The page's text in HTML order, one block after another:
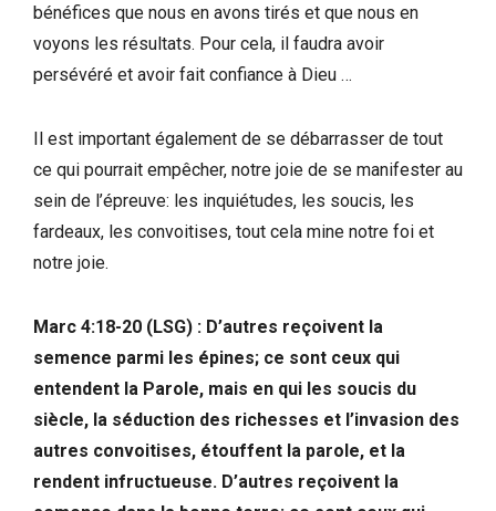
bénéfices que nous en avons tirés et que nous en
voyons les résultats. Pour cela, il faudra avoir
persévéré et avoir fait confiance à Dieu …
Il est important également de se débarrasser de tout
ce qui pourrait empêcher, notre joie de se manifester au
sein de l’épreuve: les inquiétudes, les soucis, les
fardeaux, les convoitises, tout cela mine notre foi et
notre joie.
Marc 4:18-20 (LSG) : D’autres reçoivent la
semence parmi les épines; ce sont ceux qui
entendent la Parole, mais en qui les soucis du
siècle, la séduction des richesses et l’invasion des
autres convoitises, étouffent la parole, et la
rendent infructueuse. D’autres reçoivent la